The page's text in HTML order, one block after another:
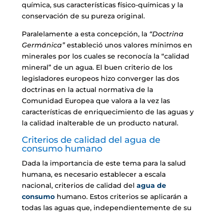
química, sus características físico-químicas y la
conservación de su pureza original.
Paralelamente a esta concepción, la “Doctrina
Germánica”estableció unos valores mínimos en
minerales por los cuales se reconocía la “calidad
mineral” de un agua. El buen criterio de los
legisladores europeos hizo converger las dos
doctrinas en la actual normativa de la
Comunidad Europea que valora a la vez las
características de enriquecimiento de las aguas y
la calidad inalterable de un producto natural.
Criterios de calidad del agua de
consumo humano
Dada la importancia de este tema para la salud
humana, es necesario establecer a escala
nacional, criterios de calidad del agua de
consumo humano. Estos criterios se aplicarán a
todas las aguas que, independientemente de su